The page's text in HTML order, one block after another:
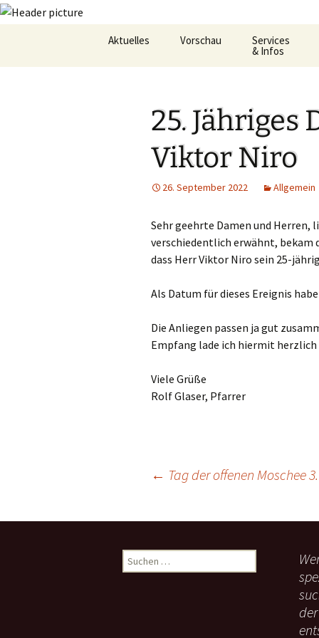
Zum
springen
Aktuelles Vorschau
Zukunftswerkstatt –
Startseite
Services
& Infos
Gemeindeheft
St.Hildegard
Flüchtlingshilfe
für das
L&K Pläne
Lesung &
Links
Limburg
Terminplan
Unsere
25.
Viktor Niro
26. September 2022 Allgemein
Sehr geehrte Damen und Herren,
verschiedentlich erwähnt, bekam
dass Herr Viktor Niro sein 25-
Als Datum für dieses Ereignis
Die Anliegen passen ja gut
Empfang lade ich hiermit herzlich
Viele Grüße
Rolf Glaser, Pfarrer
← Tag der offenen Moschee
u